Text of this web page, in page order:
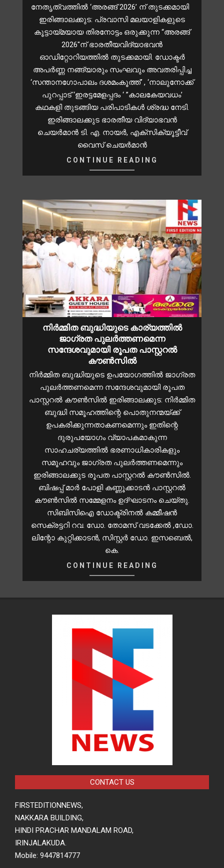
നേതൃത്വത്തിൽ ‘അരങ്ങ് 2026’ ന് തുടക്കമായി
ഇരിങ്ങാലക്കുട: പ്രവാസി മലയാളികളുടെ
കൂട്ടായ്മയായ തിരനോട്ടം ഒരുക്കുന്ന “അരങ്ങ്
2026″ന് ഭാരതീയവിദ്യാഭവൻ
ഓഡിറ്റോറിയത്തിൽ തുടക്കമായി. ഡോക്ടർ
അപർണ്ണ നങ്ങ്യാരും സംഘവും അവതരിപ്പിച്ച
‘സന്താനഗോപാലം ദശമംകൂത്ത്’ , ‘നാലുനോക്ക്
പുറപ്പാട് ‘ഇരട്ടമേളപ്പദം ‘ ”കാലകേയവധം’
കഥകളി തുടങ്ങിയ പരിപാടികൾ ശ്രദ്ധ നേടി.
ഇരിങ്ങാലക്കുട ഭാരതീയ വിദ്യാഭവൻ
ചെയർമാൻ ടി. എ. നായർ, എക്സിക്യൂട്ടീവ്
വൈസ് ചെയർമാൻ
CONTINUE READING
നിർമ്മിത ബുദ്ധിയുടെ കാര്യത്തിൽ
ജാഗ്രത പുലർത്തണമെന്ന
സന്ദേശവുമായി രൂപത പാസ്റ്ററൽ
കൗൺസിൽ
നിര്‍മ്മിത ബുദ്ധിയുടെ ഉപയോഗത്തിൽ ജാഗ്രത
പുലർത്തണമെന്ന സന്ദേശവുമായി രൂപത
പാസ്റ്ററല്‍ കൗണ്‍സില്‍ ഇരിങ്ങാലക്കുട: നിര്‍മ്മിത
ബുദ്ധി സമൂഹത്തിന്റെ പൊതുനന്മയ്ക്ക്
ഉപകരിക്കുന്നതാകണമെന്നും ഇതിന്റെ
ദുരുപയോഗം വ്യാപകമാകുന്ന
സാഹചര്യത്തില്‍ ഭരണാധികാരികളും
സമൂഹവും ജാഗ്രത പുലര്‍ത്തണമെന്നും
ഇരിങ്ങാലക്കുട രൂപത പാസ്റ്ററല്‍ കൗണ്‍സില്‍.
ബിഷപ്പ് മാര്‍ പോളി കണ്ണൂക്കാടന്‍ പാസ്റ്ററല്‍
കൗണ്‍സില്‍ സമ്മേളനം ഉദ്ഘാടനം ചെയ്തു.
സിബിസിഐ ഡോക്ട്രിനല്‍ കമ്മീഷന്‍
സെക്രട്ടറി റവ. ഡോ. തോമസ് വടക്കേല്‍ ,ഡോ.
ലിന്റോ കുറ്റിക്കാടന്‍, സിസ്റ്റര്‍ ഡോ. ഇസബെല്‍,
കെ.
CONTINUE READING
CONTACT US
FIRSTEDITIONNEWS,
NAKKARA BUILDING,
HINDI PRACHAR MANDALAM ROAD,
IRINJALAKUDA.
Mobile: 9447814777